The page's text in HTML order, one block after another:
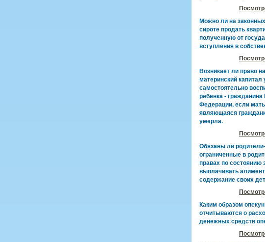
Можно ли на
сироте продать
полученную от
вступления в
Возникает ли право на
материнский
самостоятельно
ребенка - гражданина
Федерации, если
являющаяся
умерла.
Обязаны ли
ограниченные в
правах по состоянию
выплачивать
содержание своих
Каким образом
отчитываются о
денежных средств